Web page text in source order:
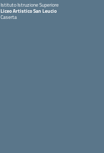
Istituto Istruzione Superiore
Liceo Artistico San Leucio
Caserta